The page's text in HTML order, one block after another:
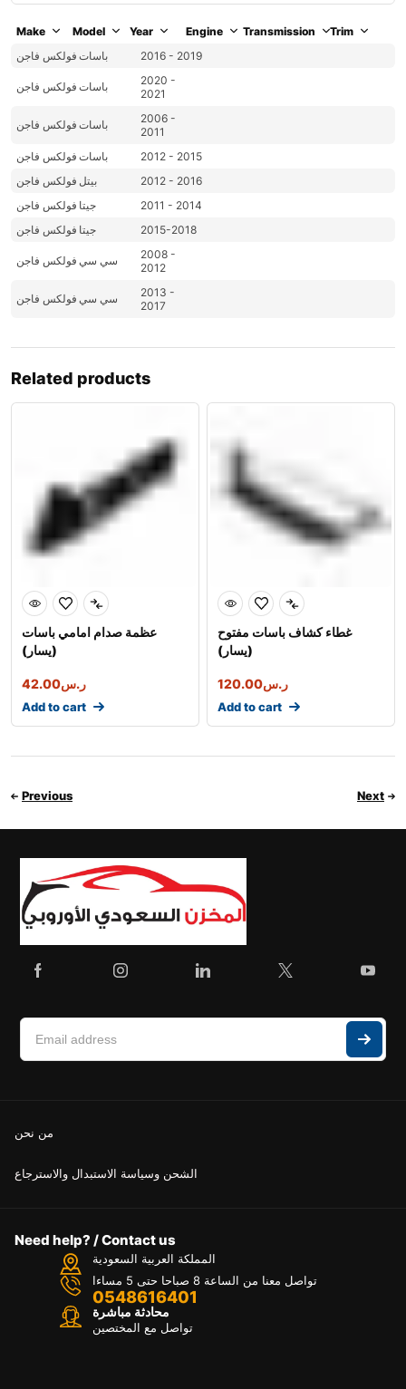
Make Model Year Engine Transmission
Trim
فولكس فاجن باسات 2016 - 2019
فولكس فاجن باسات
2020 -
2021
فولكس فاجن باسات
2006 -
2011
فولكس فاجن باسات
2012 - 2015
فولكس فاجن بيتل
2012 - 2016
فولكس فاجن جيتا
2011 - 2014
فولكس فاجن جيتا 2015-2018
فولكس فاجن سي سي
2008 -
2012
فولكس فاجن سي سي
2013 -
2017
Related products
عظمة صدام امامي باسات
(يسار)
ر.س42.00
Add to cart
غطاء كشاف باسات مفتوح
(يسار)
ر.س120.00
Add to cart
Previous Next
من نحن
الشحن وسياسة الاستبدال والاسترجاع
Need help? / Contact us
المملكة العربية السعودية
تواصل معنا من الساعة 8 صباحا حتى 5 مساءا
0548616401
محادثة مباشرة
تواصل مع المختصين